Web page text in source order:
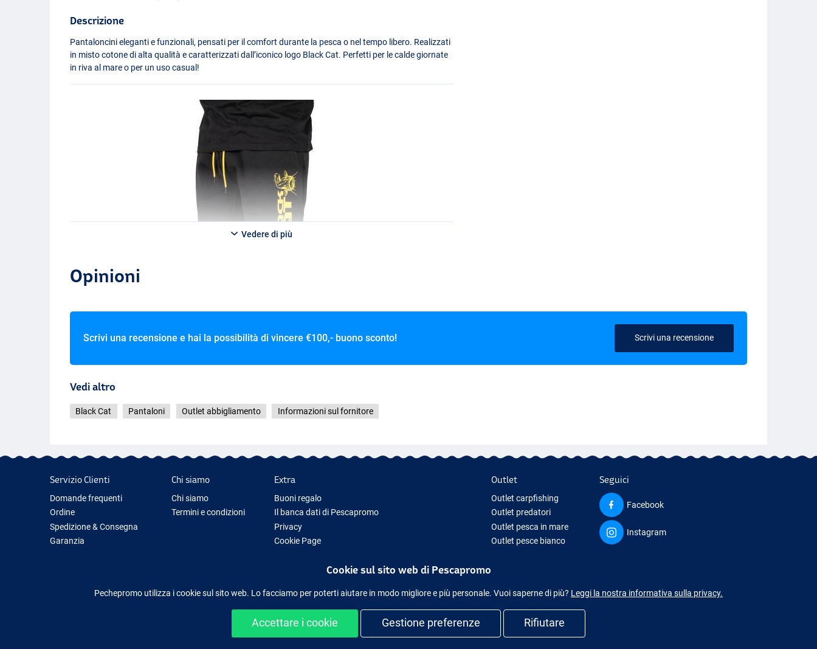
Descrizione
Pantaloncini eleganti e funzionali, pensati per il comfort durante la pesca o nel tempo libero. Realizzati
in misto cotone di alta qualità e caratterizzati dall’iconico logo Black Cat. Perfetti per le calde giornate
in riva al mare o per un uso casual!
Vedere di più
Opinioni
Scrivi una recensione e hai la possibilità di vincere €100,- buono sconto! Scrivi una recensione
Vedi altro
Black Cat Pantaloni Outlet abbigliamento Informazioni sul fornitore
Servizio Clienti
Domande frequenti
Ordine
Spedizione & Consegna
Garanzia
Chi siamo
Chi siamo
Termini e condizioni
Extra
Buoni regalo
Il banca dati di Pescapromo
Privacy
Cookie Page
Nuova Attrezzatura da Pesca
Outlet
Outlet carpfishing
Outlet predatori
Outlet pesca in mare
Outlet pesce bianco
Seguici
Facebook
Instagram
Cookie sul sito web di Pescapromo
Pechepromo utilizza i cookie sul sito web. Lo facciamo per poterti aiutare in modo migliore e più personale. Vuoi saperne di più? Leggi la nostra informativa sulla privacy.
Accettare i cookie Gestione preferenze Rifiutare